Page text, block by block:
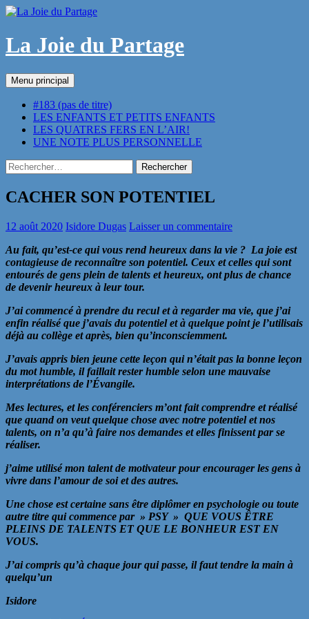
Aller
contenu
La Joie du Partage
Recherche
Menu principal
#183 (pas de titre)
LES ENFANTS ET PETITS ENFANTS
LES QUATRES FERS EN L’AIR!
UNE NOTE PLUS PERSONNELLE
Rechercher :
CACHER SON POTENTIEL
12 août 2020 Isidore Dugas Laisser un commentaire
Au fait, qu’est-ce qui vous rend heureux dans la vie ? La joie est
contagieuse de reconnaître son potentiel. Ceux et celles qui sont
entourés de gens plein de talents et heureux, ont plus de chance
de devenir heureux à leur tour.
J’ai commencé à prendre du recul et à regarder ma vie, que j’ai
enfin réalisé que j’avais du potentiel et à quelque point je l’utilisais
déjà au collège et après, bien qu’inconsciemment.
J’avais appris bien jeune cette leçon qui n’était pas la bonne leçon
du mot humble, il faillait rester humble selon une mauvaise
interprétations de l’Évangile.
Mes lectures, et les conférenciers m’ont fait comprendre et réalisé
que quand on veut quelque chose avec notre potentiel et nos
talents, on n’a qu’à faire nos demandes et elles finissent par se
réaliser.
j’aime utilisé mon talent de motivateur pour encourager les gens à
vivre dans l’amour de soi et des autres.
Une chose est certaine sans être diplômer en psychologie ou toute
autre titre qui commence par » PSY » QUE VOUS ÊTRE
PLEINS DE TALENTS ET QUE LE BONHEUR EST EN
VOUS.
J’ai compris qu’à chaque jour qui passe, il faut tendre la main à
quelqu’un
Isidore